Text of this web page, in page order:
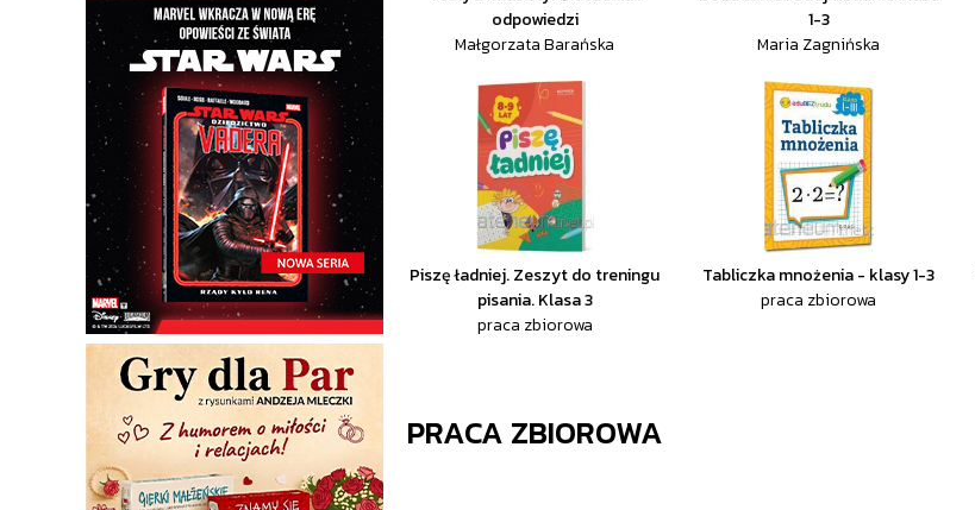
odpowiedzi
Małgorzata Barańska
1-3
Maria Zagnińska
Piszę ładniej. Zeszyt do treningu
pisania. Klasa 3
praca zbiorowa
Tabliczka mnożenia - klasy 1-3
praca zbiorowa
PRACA ZBIOROWA